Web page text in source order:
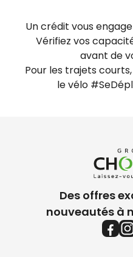
Un crédit vous
Vérifiez vos
avant de
Pour les trajets
le vélo
Des offres
nouveautés à